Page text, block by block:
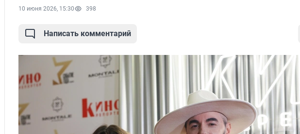
10 июня 2026, 15:30 398
Написать комментарий